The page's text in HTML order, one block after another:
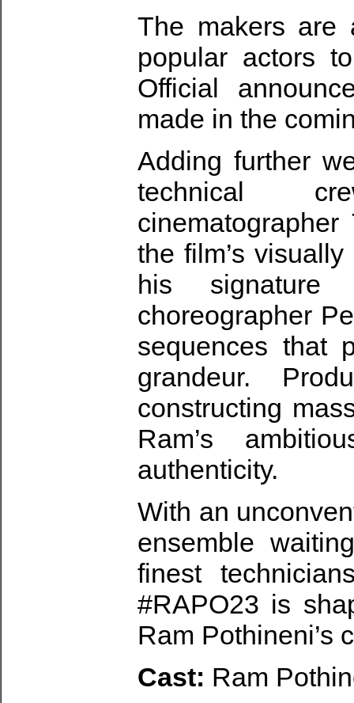
The makers are
popular actors
Official
made in the
Adding further
technical
the film’s
his signature
choreographer
sequences that
grandeur.
constructing
Ram’s
authenticity.
With an
ensemble
finest
#RAPO23 is
Ram Pothineni’s
Cast: Ram